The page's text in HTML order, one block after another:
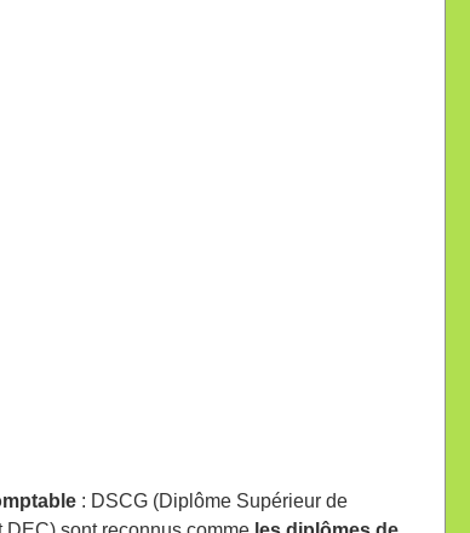
: DSCG (Diplôme Supérieur de